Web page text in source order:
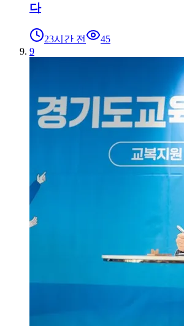
다
23시간 전
45
9